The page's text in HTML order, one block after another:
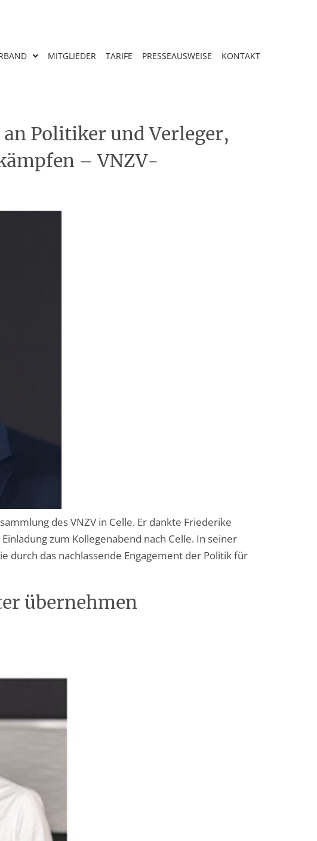
MITGLIEDER TARIFE PRESSEAUSWEISE KONTAKT
Politiker und Verleger,
– VNZV-
des VNZV in Celle. Er dankte Friederike
zum Kollegenabend nach Celle. In seiner
das nachlassende Engagement der Politik für
übernehmen